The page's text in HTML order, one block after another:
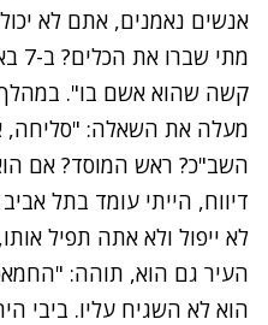
אנשים נאמנים, אתם לא
קשה שהוא אשם בו". במהלך
מעלה את השאלה: "סליחה,
השב"כ? ראש המוסד? אם
דיווח, הייתי עומד בתל
לא ייפול ולא אתה תפיל
העיר גם הוא, תוהה:
הוא לא השגיח עליו. ביבי